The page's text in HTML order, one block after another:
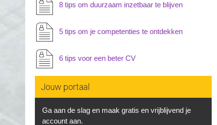
8 tips om duurzaam inzetbaar te blijven
5 tips om je competenties te ontdekken
6 tips voor een beter CV
Jouw portaal
Ga aan de slag en maak gratis en vrijblijvend je
account aan.